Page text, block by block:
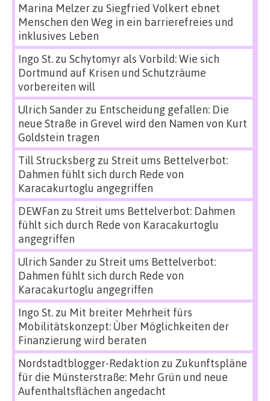
Marina Melzerzu Siegfried Volkert ebnet
Menschen den Weg in ein barrierefreies und
inklusives Leben
Ingo St.zu Schytomyr als Vorbild: Wie sich
Dortmund auf Krisen und Schutzräume
vorbereiten will
Ulrich Sanderzu Entscheidung gefallen: Die
neue Straße in Grevel wird den Namen von Kurt
Goldstein tragen
Till Strucksbergzu Streit ums Bettelverbot:
Dahmen fühlt sich durch Rede von
Karacakurtoglu angegriffen
DEWFan zu Streit ums Bettelverbot: Dahmen
fühlt sich durch Rede von Karacakurtoglu
angegriffen
Ulrich Sanderzu Streit ums Bettelverbot:
Dahmen fühlt sich durch Rede von
Karacakurtoglu angegriffen
Ingo St.zu Mit breiter Mehrheit fürs
Mobilitätskonzept: Über Möglichkeiten der
Finanzierung wird beraten
Nordstadtblogger-Redaktion zu Zukunftspläne
für die Münsterstraße: Mehr Grün und neue
Aufenthaltsflächen angedacht